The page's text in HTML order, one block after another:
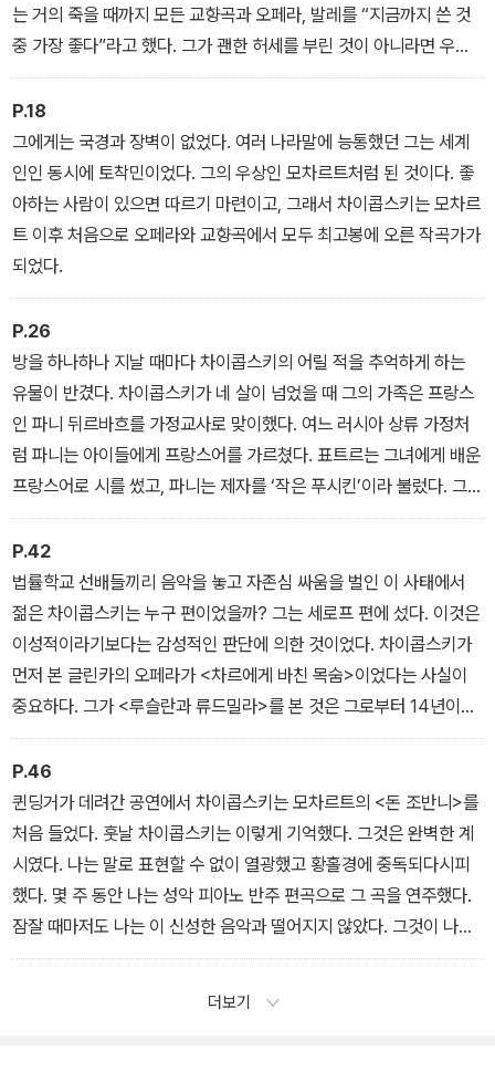
는 거의 죽을 때까지 모든 교향곡과 오페라, 발레를 “지금까지 쓴 것
중 가장 좋다”라고 했다. 그가 괜한 허세를 부린 것이 아니라면 우리
현실은 그가 쓴 것 중 가장 좋은 것을 대부분 뒤로 미루어 두고 있는
셈이다.
P.18
그에게는 국경과 장벽이 없었다. 여러 나라말에 능통했던 그는 세계
인인 동시에 토착민이었다. 그의 우상인 모차르트처럼 된 것이다. 좋
아하는 사람이 있으면 따르기 마련이고, 그래서 차이콥스키는 모차르
트 이후 처음으로 오페라와 교향곡에서 모두 최고봉에 오른 작곡가가
되었다.
P.26
방을 하나하나 지날 때마다 차이콥스키의 어릴 적을 추억하게 하는
유물이 반겼다. 차이콥스키가 네 살이 넘었을 때 그의 가족은 프랑스
인 파니 뒤르바흐를 가정교사로 맞이했다. 여느 러시아 상류 가정처
럼 파니는 아이들에게 프랑스어를 가르쳤다. 표트르는 그녀에게 배운
프랑스어로 시를 썼고, 파니는 제자를 ‘작은 푸시킨’이라 불렀다. 그래
도 어린 표트르가 훗날 알렉산드르 세르게예비치 푸시킨의 『예브게
니 오네긴』, 『폴타바』, 『스페이드의 여왕』을 오페라로 쓰리라 짐작도
하지 못했을 것이다.
P.42
법률학교 선배들끼리 음악을 놓고 자존심 싸움을 벌인 이 사태에서
젊은 차이콥스키는 누구 편이었을까? 그는 세로프 편에 섰다. 이것은
이성적이라기보다는 감성적인 판단에 의한 것이었다. 차이콥스키가
먼저 본 글린카의 오페라가 <차르에게 바친 목숨>이었다는 사실이
중요하다. 그가 <루슬란과 류드밀라>를 본 것은 그로부터 14년이나
지난 1864년의 일이었다. 어머니와 떨어지기 싫어했던 소년이 가혹
한 삶의 도피처로 삼았던 오페라의 인상은 결코 쉽게 잊히지 않았으
리라.
P.46
퀸딩거가 데려간 공연에서 차이콥스키는 모차르트의 <돈 조반니>를
처음 들었다. 훗날 차이콥스키는 이렇게 기억했다. 그것은 완벽한 계
시였다. 나는 말로 표현할 수 없이 열광했고 황홀경에 중독되다시피
했다. 몇 주 동안 나는 성악 피아노 반주 편곡으로 그 곡을 연주했다.
잠잘 때마저도 나는 이 신성한 음악과 떨어지지 않았다. 그것이 나를
달콤한 꿈으로 이끌고는 했다.
더보기